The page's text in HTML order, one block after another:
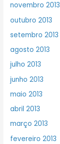
novembro 2013
outubro 2013
setembro 2013
agosto 2013
julho 2013
junho 2013
maio 2013
abril 2013
março 2013
fevereiro 2013